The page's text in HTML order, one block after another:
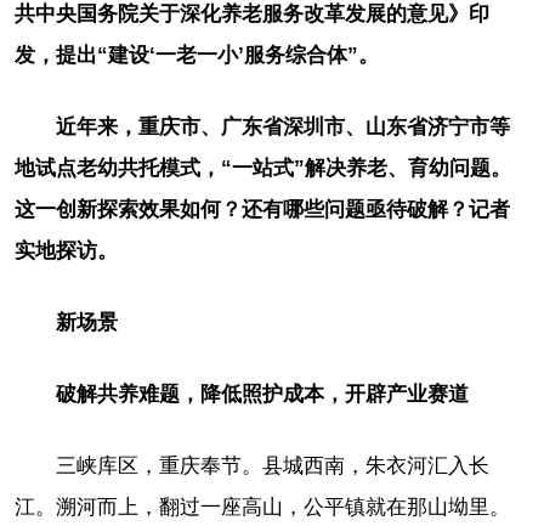
共中央国务院关于深化养老服务改革发展的意见》印
发，提出“建设‘一老一小’服务综合体”。
近年来，重庆市、广东省深圳市、山东省济宁市等
地试点老幼共托模式，“一站式”解决养老、育幼问题。
这一创新探索效果如何？还有哪些问题亟待破解？记者
实地探访。
新场景
破解共养难题，降低照护成本，开辟产业赛道
三峡库区，重庆奉节。县城西南，朱衣河汇入长
江。溯河而上，翻过一座高山，公平镇就在那山坳里。